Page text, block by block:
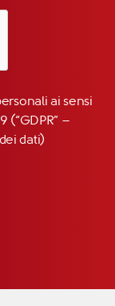
ai sensi
(“GDPR” –
dati)